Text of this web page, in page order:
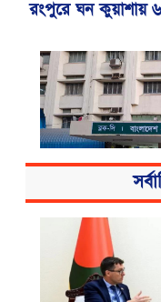
রংপুরে ঘন কুয়াশায়
বিএসএমএমইউয়ের
মেডিকেল বিশ্ববিদ্যালয়